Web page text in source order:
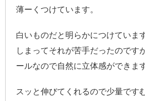
薄ーくつけています。
白いものだと明らかにつけていま
しまってそれが苦手だったのです
ールなので自然に立体感ができま
スッと伸びてくれるので少量です